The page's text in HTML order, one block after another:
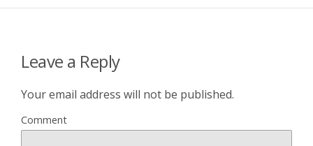
Leave a Reply
Your email address will not be published.
Comment